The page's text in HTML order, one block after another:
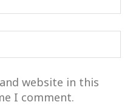
website in this
I comment.